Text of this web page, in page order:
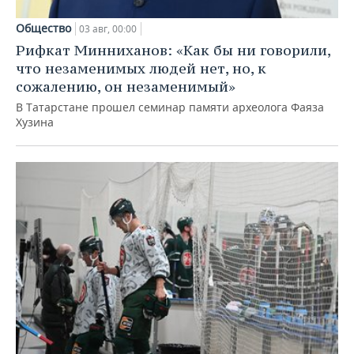
Общество 03 авг, 00:00
Рифкат Минниханов: «Как бы ни говорили,
что незаменимых людей нет, но, к
сожалению, он незаменимый»
В Татарстане прошел семинар памяти археолога Фаяза
Хузина